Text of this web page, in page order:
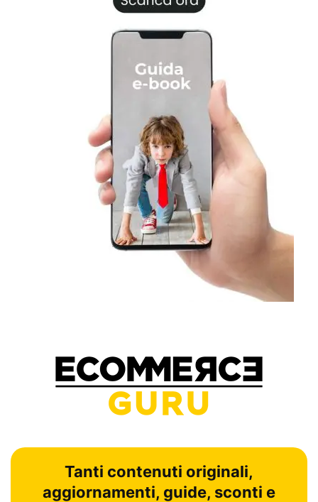
Tanti contenuti originali,
aggiornamenti, guide, sconti e